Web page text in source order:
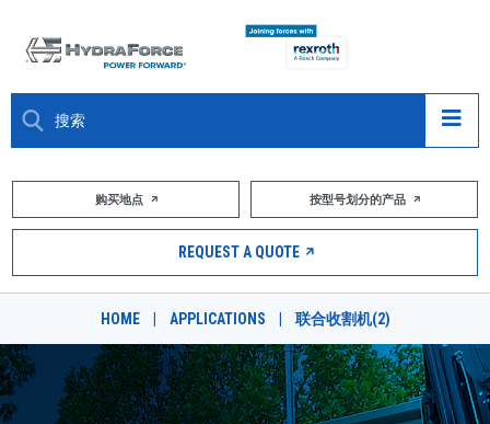
大约关于
市场
资源
职业
购买地点 按型号划分的产品
REQUEST A QUOTE
HOME APPLICATIONS 联合收割机(2)